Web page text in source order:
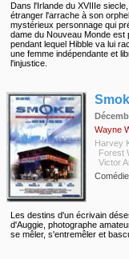
Dans l'Irlande du XVIIIe
étranger l'arrache à son
mystérieux personnage qui
dame du Nouveau Monde est
pendant lequel Hibble va lui
une femme indépendante et
l'injustice.
Wayne
Harvey
Forest
Victor
Les destins d'un écrivain
d'Auggie, photographe
se mêler, s'entremêler et